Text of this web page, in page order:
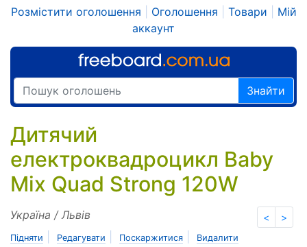
Розмістити оголошення Оголошення Товари
Мій
аккаунт
Знайти
Дитячий
електроквадроцикл Baby
Mix Quad Strong 120W
< >
Україна / Львів
Підняти Редагувати Поскаржитися Видалити